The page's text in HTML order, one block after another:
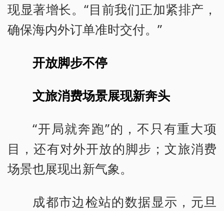
现显著增长。“目前我们正加紧排产，
确保海内外订单准时交付。”
开放脚步不停
文旅消费场景展现新奔头
“开局就奔跑”的，不只有重大项
目，还有对外开放的脚步；文旅消费
场景也展现出新气象。
成都市边检站的数据显示，元旦